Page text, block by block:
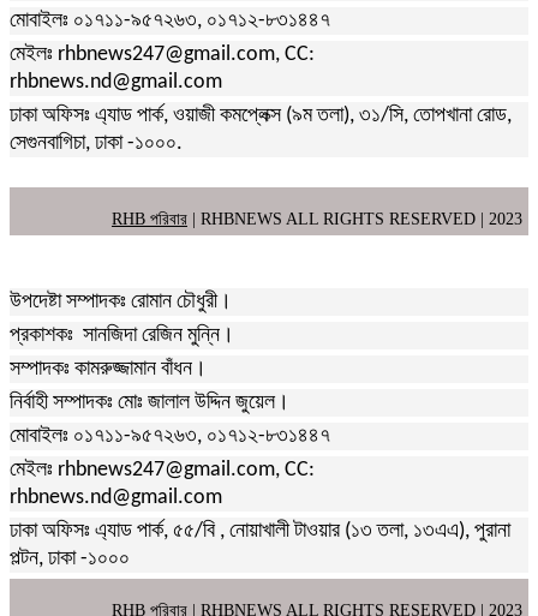
মোবাইলঃ ০১৭১১-৯৫৭২৬৩, ০১৭১২-৮৩১৪৪৭
মেইলঃ rhbnews247@gmail.com, CC:
rhbnews.nd@gmail.com
ঢাকা অফিসঃ এ্যাড পার্ক, ওয়াজী কমপ্লেক্স (৯ম তলা), ৩১/সি, তোপখানা রোড,
সেগুনবাগিচা, ঢাকা -১০০০.
RHB পরিবার | RHBNEWS ALL RIGHTS RESERVED | 2023
উপদেষ্টা সম্পাদকঃ রোমান চৌধুরী।
প্রকাশকঃ সানজিদা রেজিন মুন্নি।
সম্পাদকঃ কামরুজ্জামান বাঁধন।
নির্বাহী সম্পাদকঃ মোঃ জালাল উদ্দিন জুয়েল।
মোবাইলঃ ০১৭১১-৯৫৭২৬৩, ০১৭১২-৮৩১৪৪৭
মেইলঃ rhbnews247@gmail.com, CC:
rhbnews.nd@gmail.com
ঢাকা অফিসঃ এ্যাড পার্ক, ৫৫/বি , নোয়াখালী টাওয়ার (১৩ তলা, ১৩এএ), পুরানা
পল্টন, ঢাকা -১০০০
RHB পরিবার | RHBNEWS ALL RIGHTS RESERVED | 2023